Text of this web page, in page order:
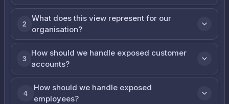
2
What does this view represent for our
organisation?
3
How should we handle exposed customer
accounts?
4
How should we handle exposed
employees?